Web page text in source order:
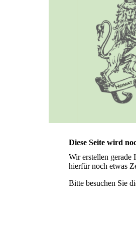
Diese Seite wird
Wir erstellen gerade
hierfür noch etwas
Bitte besuchen Sie